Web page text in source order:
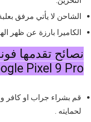
الشاحن لا يأتي مرفق
الكاميرا بارزة عن ظهر
نصائح تقدمها
Pixel 9 Pro
قم بشراء جراب او كافر و
لحمايته .